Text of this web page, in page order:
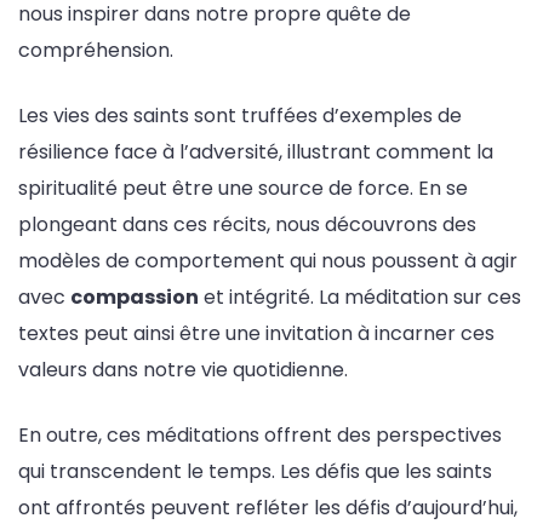
nous inspirer dans notre propre quête de
compréhension.
Les vies des saints sont truffées d’exemples de
résilience face à l’adversité, illustrant comment la
spiritualité peut être une source de force. En se
plongeant dans ces récits, nous découvrons des
modèles de comportement qui nous poussent à agir
avec compassion et intégrité. La méditation sur ces
textes peut ainsi être une invitation à incarner ces
valeurs dans notre vie quotidienne.
En outre, ces méditations offrent des perspectives
qui transcendent le temps. Les défis que les saints
ont affrontés peuvent refléter les défis d’aujourd’hui,